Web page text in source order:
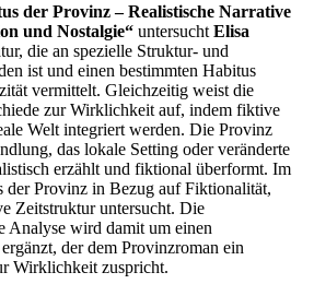
der Provinz – Realistische Narrative
und Nostalgie“ untersucht Elisa
die an spezielle Struktur- und
ist und einen bestimmten Habitus
vermittelt. Gleichzeitig weist die
zur Wirklichkeit auf, indem fiktive
Welt integriert werden. Die Provinz
das lokale Setting oder veränderte
erzählt und fiktional überformt. Im
der Provinz in Bezug auf Fiktionalität,
Zeitstruktur untersucht. Die
Analyse wird damit um einen
der dem Provinzroman ein
Wirklichkeit zuspricht.